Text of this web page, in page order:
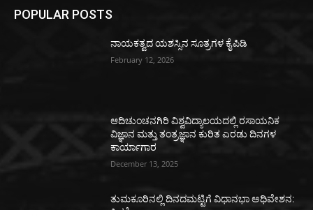
POPULAR POSTS
ನಾಯಕತ್ವದ ಯಶಸ್ಸಿನ ಸೂತ್ರಗಳ ಕೈಪಿಡಿ
February 12, 2026
ಆದಿಚುಂಚನಗಿರಿ ವಿಶ್ವವಿದ್ಯಾಲಯದಲ್ಲಿ ರಸಾಯನಿಕ
ವಿಜ್ಞಾನ ಮತ್ತು ತಂತ್ರಜ್ಞಾನ ಕುರಿತ ಎರಡು ದಿನಗಳ
ಕಾರ್ಯಾಗಾರ
December 13, 2025
ತುಮಕೂರಿನಲ್ಲಿ ದಿನದಮಟ್ಟಿಗೆ ವಿಧಾನಭಾ ಅಧಿವೇಶನ: